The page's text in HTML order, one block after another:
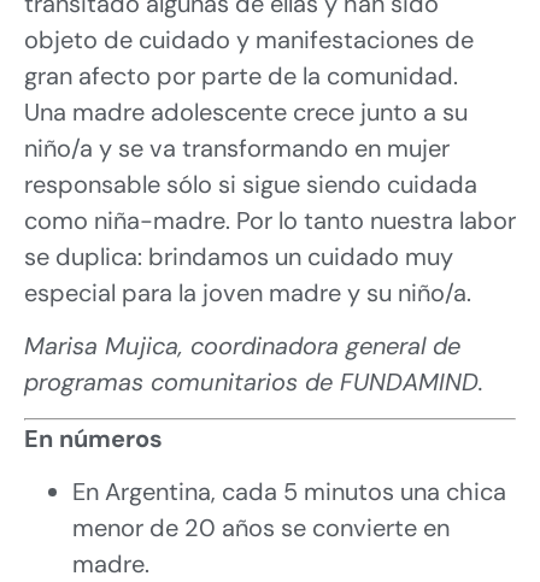
objeto de cuidado y manifestaciones de
gran afecto por parte de la comunidad.
Una madre adolescente crece junto a su
niño/a y se va transformando en mujer
responsable sólo si sigue siendo cuidada
como niña-madre. Por lo tanto nuestra labor
se duplica: brindamos un cuidado muy
especial para la joven madre y su niño/a.
Marisa Mujica, coordinadora general de
programas comunitarios de FUNDAMIND.
En números
En Argentina, cada 5 minutos una chica
menor de 20 años se convierte en
madre.